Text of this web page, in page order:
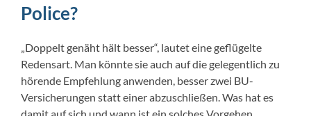
Police?
„Doppelt genäht hält besser“, lautet eine geflügelte
Redensart. Man könnte sie auch auf die gelegentlich zu
hörende Empfehlung anwenden, besser zwei BU-
Versicherungen statt einer abzuschließen. Was hat es